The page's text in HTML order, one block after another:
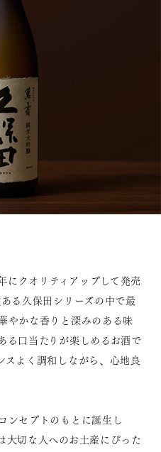
クオリティアップして発売
る久保田シリーズの中で最
やかな香りと深みのある味
る口当たりが楽しめるお酒で
スよく調和しながら、心地良
ンセプトのもとに誕生し
大切な人へのお土産にぴった